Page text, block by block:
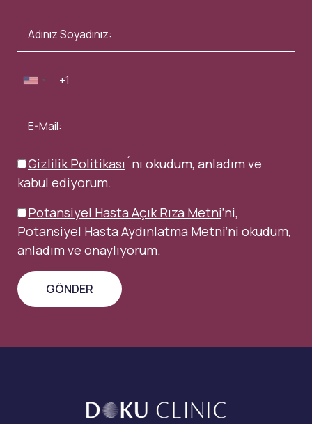
Gizlilik Politikası ´nı okudum, anladım ve
kabul ediyorum.
Potansiyel Hasta Açık Rıza Metni’ni,
Potansiyel Hasta Aydınlatma Metni’ni okudum,
anladım ve onaylıyorum.